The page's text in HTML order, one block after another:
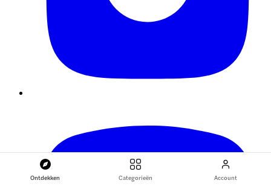
Ontdekken Categorieën Account